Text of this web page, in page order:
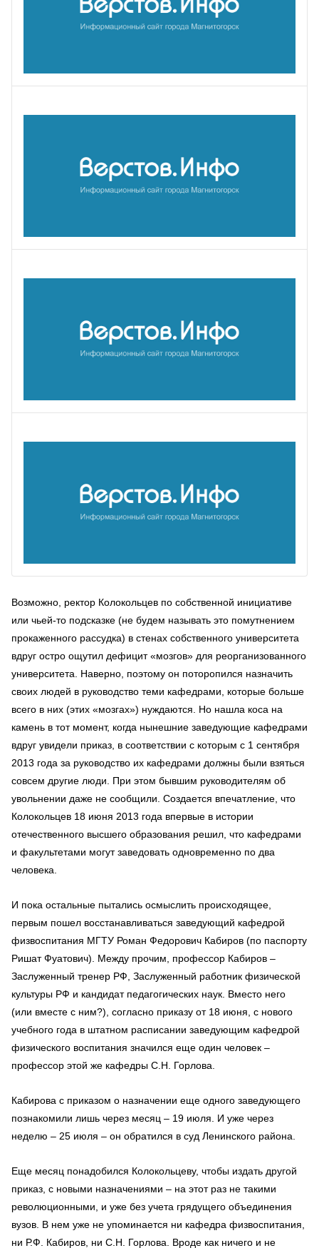
Возможно, ректор Колокольцев по собственной инициативе
или чьей-то подсказке (не будем называть это помутнением
прокаженного рассудка) в стенах собственного университета
вдруг остро ощутил дефицит «мозгов» для реорганизованного
университета. Наверно, поэтому он поторопился назначить
своих людей в руководство теми кафедрами, которые больше
всего в них (этих «мозгах») нуждаются. Но нашла коса на
камень в тот момент, когда нынешние заведующие кафедрами
вдруг увидели приказ, в соответствии с которым с 1 сентября
2013 года за руководство их кафедрами должны были взяться
совсем другие люди. При этом бывшим руководителям об
увольнении даже не сообщили. Создается впечатление, что
Колокольцев 18 июня 2013 года впервые в истории
отечественного высшего образования решил, что кафедрами
и факультетами могут заведовать одновременно по два
человека.
И пока остальные пытались осмыслить происходящее,
первым пошел восстанавливаться заведующий кафедрой
физвоспитания МГТУ Роман Федорович Кабиров (по паспорту
Ришат Фуатович). Между прочим, профессор Кабиров –
Заслуженный тренер РФ, Заслуженный работник физической
культуры РФ и кандидат педагогических наук. Вместо него
(или вместе с ним?), согласно приказу от 18 июня, с нового
учебного года в штатном расписании заведующим кафедрой
физического воспитания значился еще один человек –
профессор этой же кафедры С.Н. Горлова.
Кабирова с приказом о назначении еще одного заведующего
познакомили лишь через месяц – 19 июля. И уже через
неделю – 25 июля – он обратился в суд Ленинского района.
Еще месяц понадобился Колокольцеву, чтобы издать другой
приказ, с новыми назначениями – на этот раз не такими
революционными, и уже без учета грядущего объединения
вузов. В нем уже не упоминается ни кафедра физвоспитания,
ни Р.Ф. Кабиров, ни С.Н. Горлова. Вроде как ничего и не